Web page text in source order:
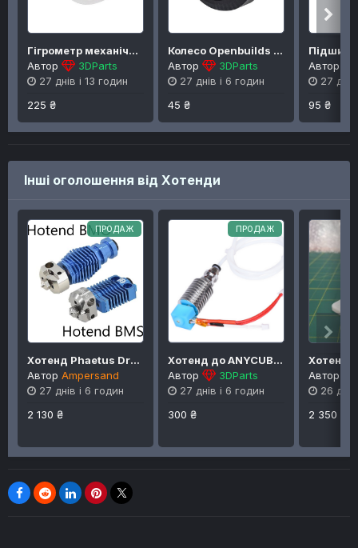
Гігрометр механічний 3DSWAY
Автор
3DParts
27 днів і 13 годин
225 ₴
Колесо Openbuilds зібране, D 24 мм, чорний пластик
Автор
3DParts
27 днів і 6 годин
45 ₴
Автор
27
95 ₴
Інші оголошення від Хотенди
ПРОДАЖ
Хотенд Phaetus Dragonfly BMS та BMO
Автор Ampersand
27 днів і 6 годин
2 130 ₴
ПРОДАЖ
Хотенд до ANYCUBIC i3 mega/chiron/viper
Автор
3DParts
27 днів і 6 годин
300 ₴
Автор
26
2 350 ₴